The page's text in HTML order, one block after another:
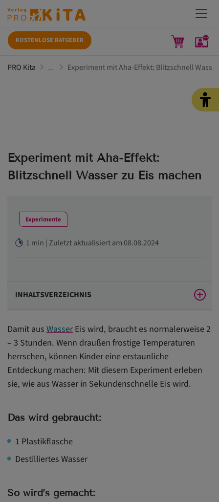
KOSTENLOSE RATGEBER
PRO Kita Experiment mit Aha-Effekt: Blitzschnell
Experiment mit Aha-Effekt:
Blitzschnell Wasser zu Eis machen
Experimente
1 min | Zuletzt aktualisiert am 08.08.2024
INHALTSVERZEICHNIS
So wird’s gemacht:
Damit ausWasserEis wird, braucht es normalerweise 2
– 3 Stunden. Wenn draußen frostige Temperaturen
herrschen, können Kinder eine erstaunliche
Entdeckung machen: Mit diesem Experiment erleben
sie, wie aus Wasser in Sekundenschnelle Eis wird.
Das wird gebraucht:
1 Plastikflasche
Destilliertes Wasser
So wird’s gemacht: